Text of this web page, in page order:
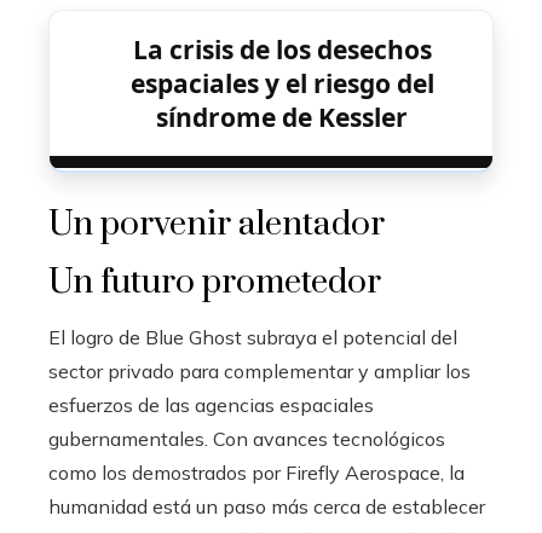
La crisis de los desechos
espaciales y el riesgo del
síndrome de Kessler
Un porvenir alentador
Un futuro prometedor
El logro de Blue Ghost subraya el potencial del
sector privado para complementar y ampliar los
esfuerzos de las agencias espaciales
gubernamentales. Con avances tecnológicos
como los demostrados por Firefly Aerospace, la
humanidad está un paso más cerca de establecer